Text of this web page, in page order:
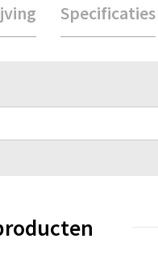
Specificaties